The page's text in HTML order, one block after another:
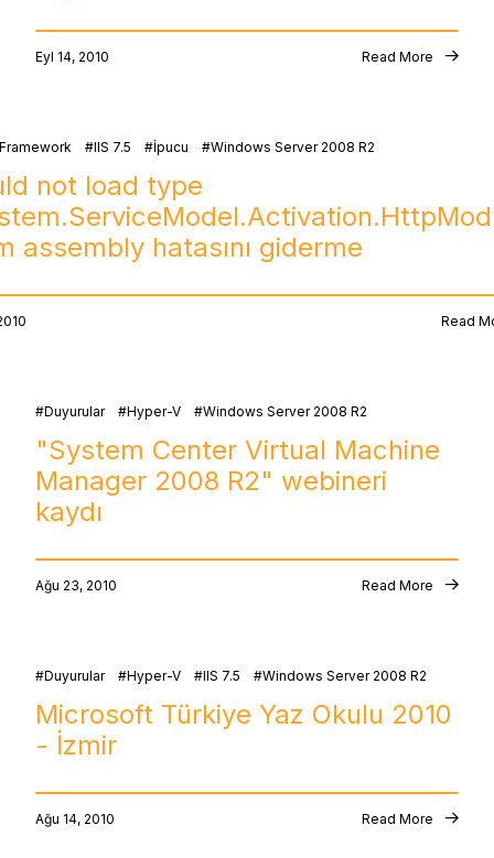
Eyl 14, 2010 Read More
IIS 7.5 İpucu Windows Server 2008 R2
not load type
assembly hatasını giderme
Read
Duyurular Hyper-V Windows Server 2008 R2
"System Center Virtual Machine
Manager 2008 R2" webineri
kaydı
Ağu 23, 2010 Read More
Duyurular Hyper-V IIS 7.5 Windows Server 2008 R2
Microsoft Türkiye Yaz Okulu 2010
- İzmir
Ağu 14, 2010 Read More